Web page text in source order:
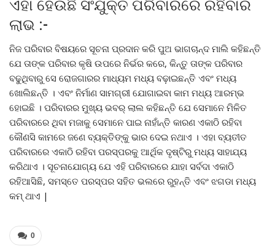
ଏହା ହେଉଛି ସଂଯୁକ୍ତ ପରିବାରରେ ରହିବାର
ଲାଭ :-
ନିଜ ପରିବାର ବିଷୟରେ ସୂଚନା ପ୍ରଦାନ କରି ପୁଅ ଭାଗଚାନ୍ଦ ମାଲି କହିଛନ୍ତି
ଯେ ତାଙ୍କ ପରିବାର କୃଷି ଉପରେ ନିର୍ଭର କରେ, କିନ୍ତୁ ତାଙ୍କ ପରିବାର
ବଢୁଥିବାରୁ ସେ ରୋଜଗାରର ମାଧ୍ୟମ ମଧ୍ୟ ବଢ଼ାଇଛନ୍ତି ଏବଂ ମଧ୍ୟ
ଖୋଲିଛନ୍ତି । ଏବଂ ନିର୍ମାଣ ସାମଗ୍ରୀ ଯୋଗାଇବା କାମ ମଧ୍ୟ ଆରମ୍ଭ
ହୋଇଛି । ପରିବାରର ମୁଖ୍ୟ ଭବର୍ ଲାଲ କହିଛନ୍ତି ଯେ ସେମାନେ ମିଳିତ
ପରିବାରରେ ଥିବା ମଜାକୁ ସେମାନେ ପାଇ ନାହାଁନ୍ତି କାରଣ ଏକାଠି ରହିବା
କୌଣସି କାମରେ ଜଣେ ବ୍ୟକ୍ତିଙ୍କୁ ଭାର ଦେଇ ନଥାଏ । ଏହା ବ୍ୟତୀତ
ପରିବାରରେ ଏକାଠି ରହିବା ପରସ୍ପରକୁ ଆର୍ଥିକ ଦୃଷ୍ଟିରୁ ମଧ୍ୟ ସାହାଯ୍ୟ
କରିଥାଏ । ସୂଚନାଯୋଗ୍ୟ ଯେ ଏହି ପରିବାରରେ ଯାହା ସର୍ବଦା ଏକାଠି
ରହିଆସିଛି, ସମସ୍ତେ ପରସ୍ପର ସହିତ ଭଲରେ ରୁହନ୍ତି ଏବଂ ଝଗଡା ମଧ୍ୟ
କମ୍ ଥାଏ |
0